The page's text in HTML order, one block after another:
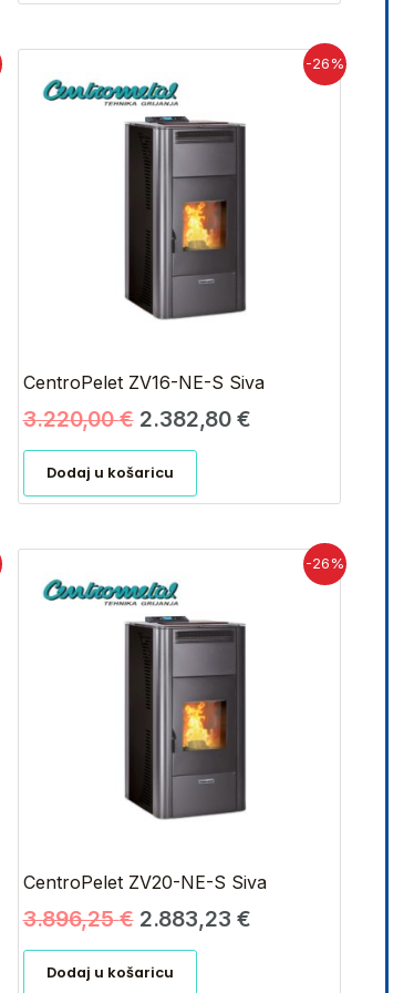
-26%
CentroPelet ZV16-NE-S Siva
3.220,00€
cijena
bila
je:
3.220,00 €.
2.382,80 €
Trenutna
cijena
Dodaj u košaricu
-26%
CentroPelet ZV20-NE-S Siva
3.896,25€
cijena
bila
je:
3.896,25 €.
2.883,23 €
Trenutna
cijena
Dodaj u košaricu